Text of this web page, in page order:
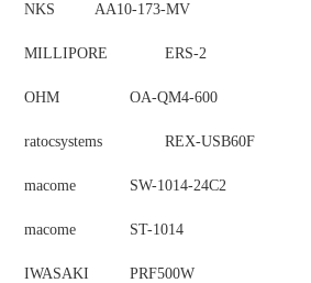
NKS AA10-173-MV
MILLIPORE ERS-2
OHM OA-QM4-600
ratocsystems REX-USB60F
macome SW-1014-24C2
macome ST-1014
IWASAKI PRF500W